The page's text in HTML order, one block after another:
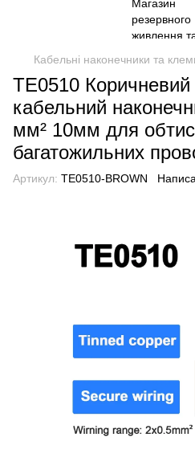
Кабельні наконечники та
TE0510 Коричневий
кабельний
мм² 10мм для
багатожильних
Артикул: TE0510-BROWN